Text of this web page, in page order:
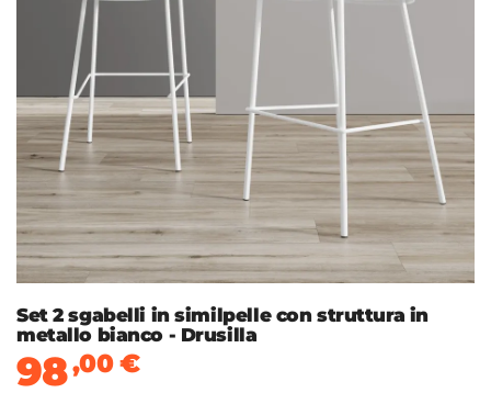
Set 2 sgabelli in similpelle con struttura in
metallo bianco - Drusilla
98,00€